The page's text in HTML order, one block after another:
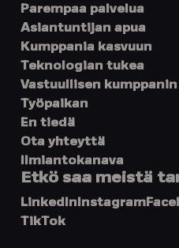
Parempaa palvelua
Asiantuntijan apua
Kumppania kasvuun
Teknologian tukea
Vastuullisen kumppanin
Työpaikan
En tiedä
Ota yhteyttä
Ilmiantokanava
Etkö saa meistä
LinkedInInstagram
TikTok